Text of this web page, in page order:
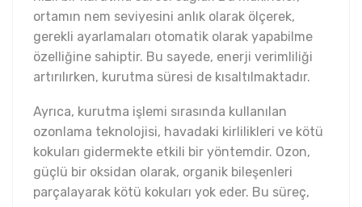
ortamın nem seviyesini anlık olarak ölçerek,
gerekli ayarlamaları otomatik olarak yapabilme
özelliğine sahiptir. Bu sayede, enerji verimliliği
artırılırken, kurutma süresi de kısaltılmaktadır.
Ayrıca, kurutma işlemi sırasında kullanılan
ozonlama teknolojisi, havadaki kirlilikleri ve kötü
kokuları gidermekte etkili bir yöntemdir. Ozon,
güçlü bir oksidan olarak, organik bileşenleri
parçalayarak kötü kokuları yok eder. Bu süreç,